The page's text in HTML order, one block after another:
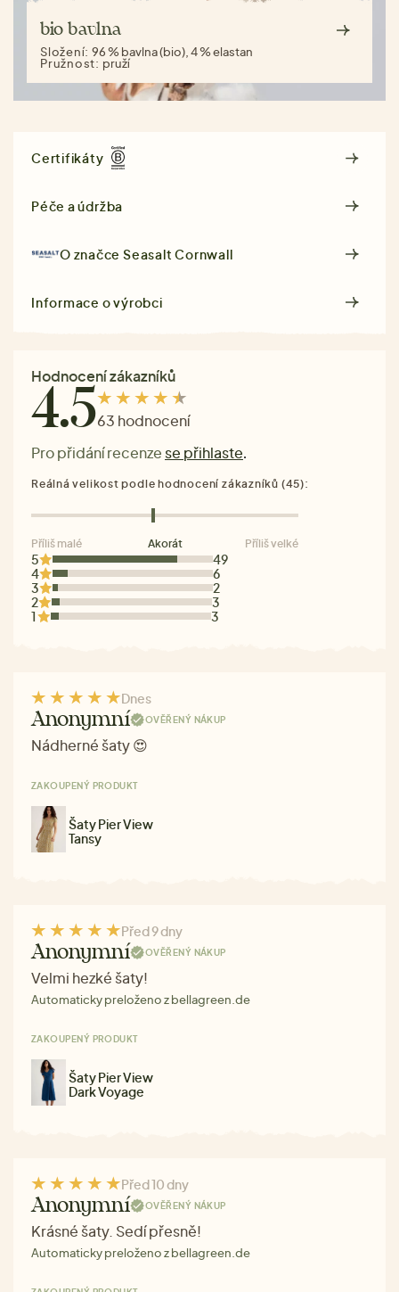
bio bavlna
Složení:96 % bavlna (bio), 4 % elastan
Pružnost: pruží
Certifikáty
Péče a údržba
O značceSeasalt Cornwall
Informace o výrobci
Hodnocení zákazníků
4.563 hodnocení
Pro přidání recenze se přihlaste.
5
49
4
6
3
2
2
3
1
3
Reálná velikost podle hodnocení zákazníků (45):
Příliš malé Akorát Příliš velké
Dnes
Anonymní OVĚŘENÝ NÁKUP
Nádherné šaty 😍
ZAKOUPENÝ PRODUKT
Šaty Pier View
Tansy
Před 9 dny
Anonymní OVĚŘENÝ NÁKUP
Velmi hezké šaty!
Automaticky preloženo z bellagreen.de
ZAKOUPENÝ PRODUKT
Šaty Pier View
Dark Voyage
Před 10 dny
Anonymní OVĚŘENÝ NÁKUP
Krásné šaty. Sedí přesně!
Automaticky preloženo z bellagreen.de